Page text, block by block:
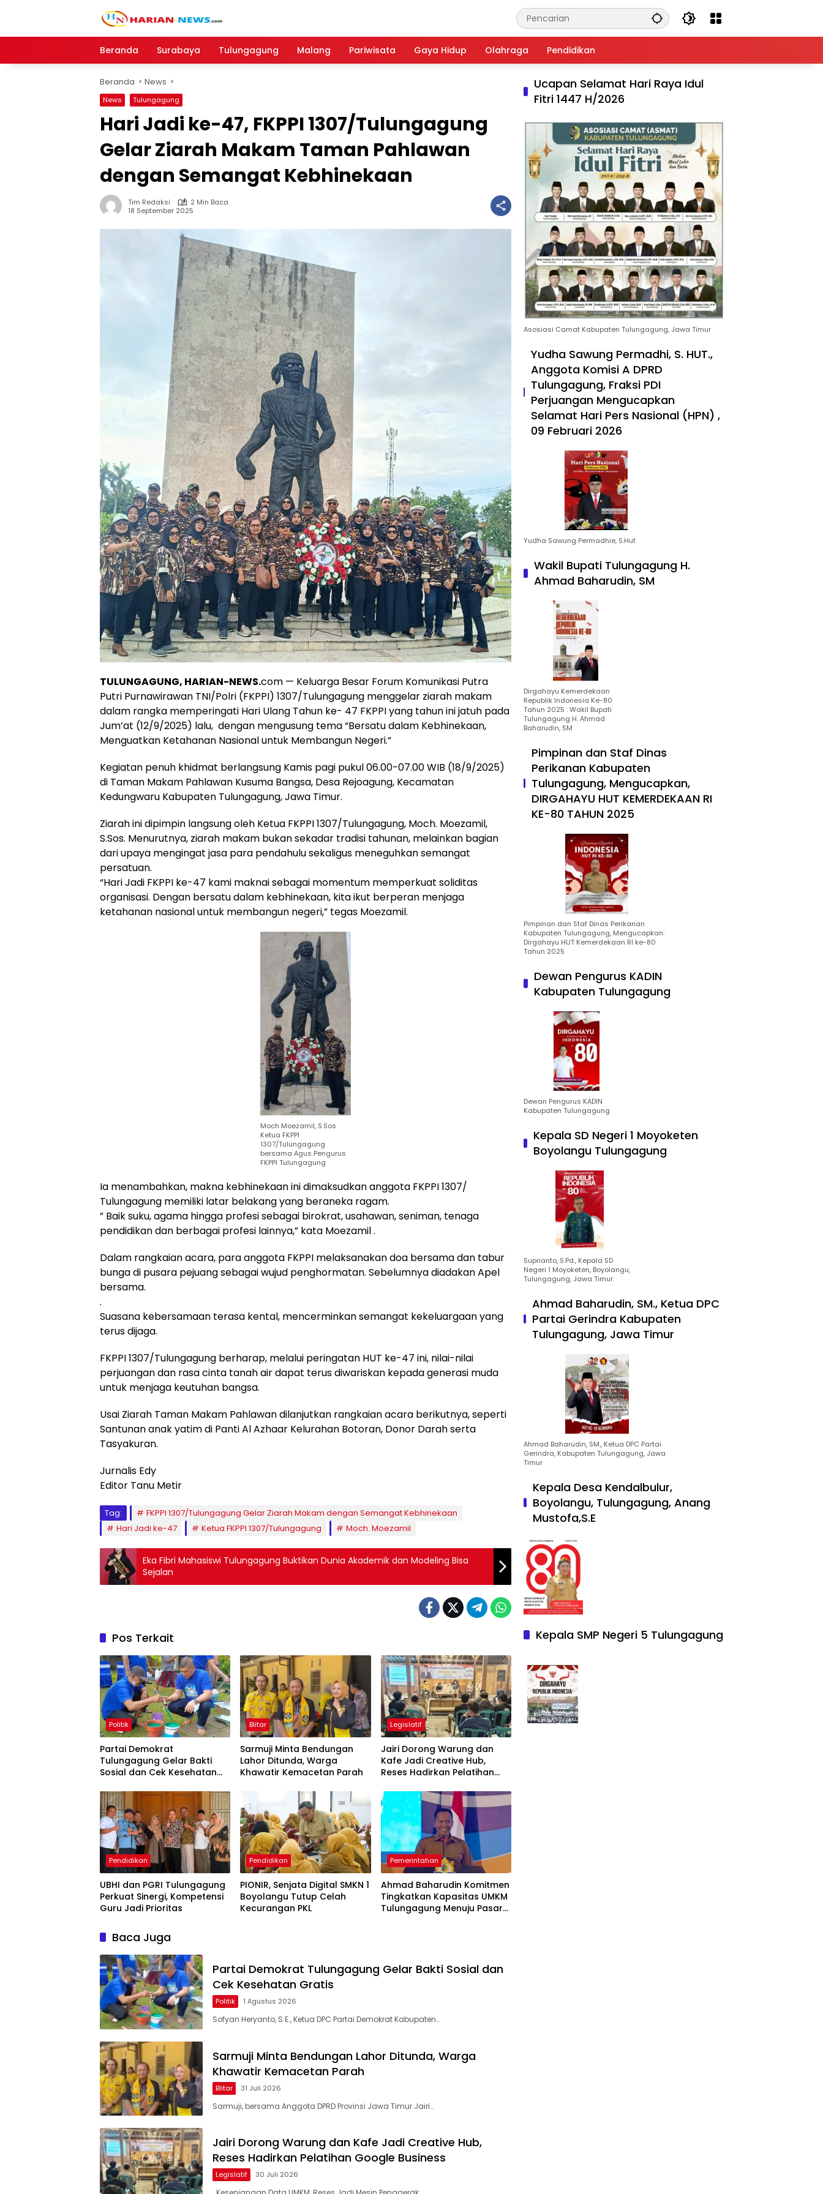
Beranda
Surabaya Tulungagung Malang Pariwisata Gaya Hidup Olahraga Pendidikan
Beranda News
News Tulungagung
Hari Jadi ke-47, FKPPI 1307/Tulungagung
Gelar Ziarah Makam Taman Pahlawan
dengan Semangat Kebhinekaan
Tim Redaksi
2 Min Baca
18 September 2025
TULUNGAGUNG, HARIAN-NEWS.com — Keluarga Besar Forum Komunikasi Putra
Putri Purnawirawan TNI/Polri (FKPPI) 1307/Tulungagung menggelar ziarah makam
dalam rangka memperingati Hari Ulang Tahun ke- 47 FKPPI yang tahun ini jatuh pada
Jum’at (12/9/2025) lalu, dengan mengusung tema “Bersatu dalam Kebhinekaan,
Menguatkan Ketahanan Nasional untuk Membangun Negeri.”
Kegiatan penuh khidmat berlangsung Kamis pagi pukul 06.00-07.00 WIB (18/9/2025)
di Taman Makam Pahlawan Kusuma Bangsa, Desa Rejoagung, Kecamatan
Kedungwaru Kabupaten Tulungagung, Jawa Timur.
Ziarah ini dipimpin langsung oleh Ketua FKPPI 1307/Tulungagung, Moch. Moezamil,
S.Sos. Menurutnya, ziarah makam bukan sekadar tradisi tahunan, melainkan bagian
dari upaya mengingat jasa para pendahulu sekaligus meneguhkan semangat
persatuan.
“Hari Jadi FKPPI ke-47 kami maknai sebagai momentum memperkuat soliditas
organisasi. Dengan bersatu dalam kebhinekaan, kita ikut berperan menjaga
ketahanan nasional untuk membangun negeri,” tegas Moezamil.
Moch Moezamil, S.Sos
Ketua FKPPI
1307/Tulungagung
bersama Agus Pengurus
FKPPI Tulungagung
Ia menambahkan, makna kebhinekaan ini dimaksudkan anggota FKPPI 1307/
Tulungagung memiliki latar belakang yang beraneka ragam.
” Baik suku, agama hingga profesi sebagai birokrat, usahawan, seniman, tenaga
pendidikan dan berbagai profesi lainnya,” kata Moezamil .
Dalam rangkaian acara, para anggota FKPPI melaksanakan doa bersama dan tabur
bunga di pusara pejuang sebagai wujud penghormatan. Sebelumnya diadakan Apel
bersama.
.
Suasana kebersamaan terasa kental, mencerminkan semangat kekeluargaan yang
terus dijaga.
FKPPI 1307/Tulungagung berharap, melalui peringatan HUT ke-47 ini, nilai-nilai
perjuangan dan rasa cinta tanah air dapat terus diwariskan kepada generasi muda
untuk menjaga keutuhan bangsa.
Usai Ziarah Taman Makam Pahlawan dilanjutkan rangkaian acara berikutnya, seperti
Santunan anak yatim di Panti Al Azhaar Kelurahan Botoran, Donor Darah serta
Tasyakuran.
Jurnalis Edy
Editor Tanu Metir
Tag:
FKPPI 1307/Tulungagung Gelar Ziarah Makam dengan Semangat Kebhinekaan
Hari Jadi ke-47
Ketua FKPPI 1307/Tulungagung Moch. Moezamil
Eka Fibri Mahasiswi Tulungagung Buktikan Dunia Akademik dan Modeling Bisa
Sejalan
Pos Terkait
Politik
Partai Demokrat
Tulungagung Gelar Bakti
Sosial dan Cek Kesehatan
Blitar
Sarmuji Minta Bendungan
Lahor Ditunda, Warga
Khawatir Kemacetan Parah
Legislatif
Jairi Dorong Warung dan
Kafe Jadi Creative Hub,
Reses Hadirkan Pelatihan
Pendidikan
UBHI dan PGRI Tulungagung
Perkuat Sinergi, Kompetensi
Guru Jadi Prioritas
Pendidikan
PIONIR, Senjata Digital SMKN 1
Boyolangu Tutup Celah
Kecurangan PKL
Pemerintahan
Ahmad Baharudin Komitmen
Tingkatkan Kapasitas UMKM
Tulungagung Menuju Pasar
Baca Juga
Partai Demokrat Tulungagung Gelar Bakti Sosial dan
Cek Kesehatan Gratis
Politik 1 Agustus 2026
Sofyan Heryanto, S.E., Ketua DPC Partai Demokrat Kabupaten…
Sarmuji Minta Bendungan Lahor Ditunda, Warga
Khawatir Kemacetan Parah
Blitar 31 Juli 2026
Sarmuji, bersama Anggota DPRD Provinsi Jawa Timur Jairi…
Jairi Dorong Warung dan Kafe Jadi Creative Hub,
Reses Hadirkan Pelatihan Google Business
Legislatif 30 Juli 2026
Ucapan Selamat Hari Raya Idul
Fitri 1447 H/2026
Asosiasi Camat Kabupaten Tulungagung, Jawa Timur
Yudha Sawung Permadhi, S. HUT.,
Anggota Komisi A DPRD
Tulungagung, Fraksi PDI
Perjuangan Mengucapkan
Selamat Hari Pers Nasional (HPN) ,
09 Februari 2026
Yudha Sawung Permadhie, S.Hut
Wakil Bupati Tulungagung H.
Ahmad Baharudin, SM
Dirgahayu Kemerdekaan
Republik Indonesia Ke-80
Tahun 2025 : Wakil Bupati
Tulungagung H. Ahmad
Baharudin, SM
Pimpinan dan Staf Dinas
Perikanan Kabupaten
Tulungagung, Mengucapkan,
DIRGAHAYU HUT KEMERDEKAAN RI
KE-80 TAHUN 2025
Pimpinan dan Staf Dinas Perikanan
Kabupaten Tulungagung, Mengucapkan:
Dirgahayu HUT Kemerdekaan RI ke-80
Tahun 2025
Dewan Pengurus KADIN
Kabupaten Tulungagung
Dewan Pengurus KADIN
Kabupaten Tulungagung
Kepala SD Negeri 1 Moyoketen
Boyolangu Tulungagung
Suprianto, S.Pd., Kepala SD
Negeri 1 Moyoketen, Boyolangu,
Tulungagung, Jawa Timur
Ahmad Baharudin, SM., Ketua DPC
Partai Gerindra Kabupaten
Tulungagung, Jawa Timur
Ahmad Baharudin, SM., Ketua DPC Partai
Gerindra, Kabupaten Tulungagung, Jawa
Timur
Kepala Desa Kendalbulur,
Boyolangu, Tulungagung, Anang
Mustofa,S.E
Kepala SMP Negeri 5 Tulungagung